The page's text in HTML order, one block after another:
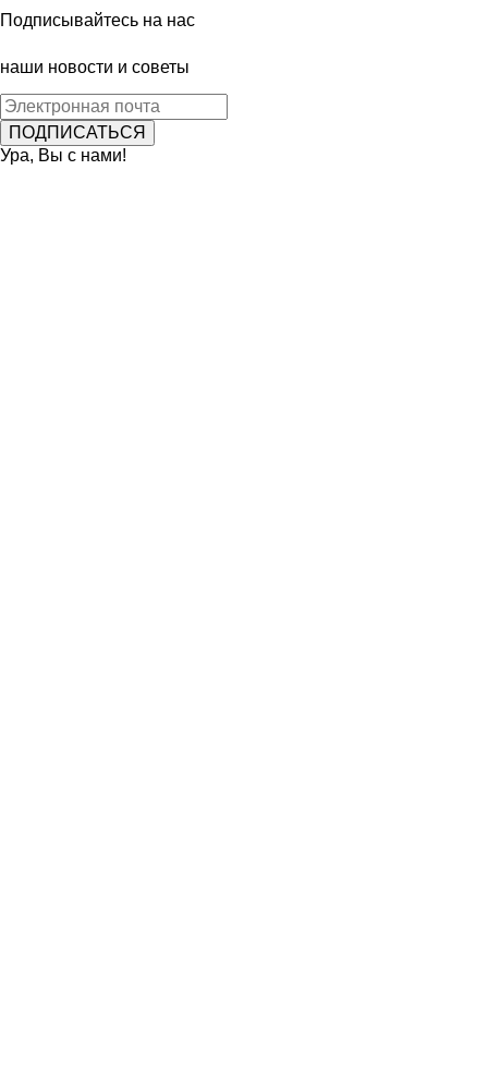
Подписывайтесь на нас
наши новости и советы
Ура, Вы с нами!